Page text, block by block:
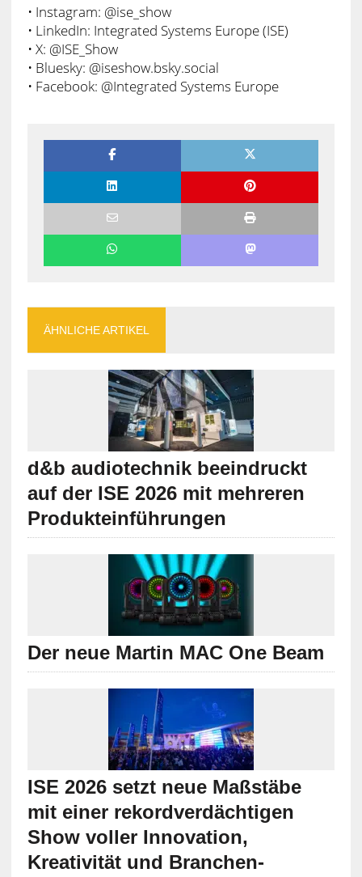
• Instagram: @ise_show
• LinkedIn: Integrated Systems Europe (ISE)
• X: @ISE_Show
• Bluesky: @iseshow.bsky.social
• Facebook: @Integrated Systems Europe
ÄHNLICHE ARTIKEL
d&b audiotechnik beeindruckt
auf der ISE 2026 mit mehreren
Produkteinführungen
Der neue Martin MAC One Beam
ISE 2026 setzt neue Maßstäbe
mit einer rekordverdächtigen
Show voller Innovation,
Kreativität und Branchen-